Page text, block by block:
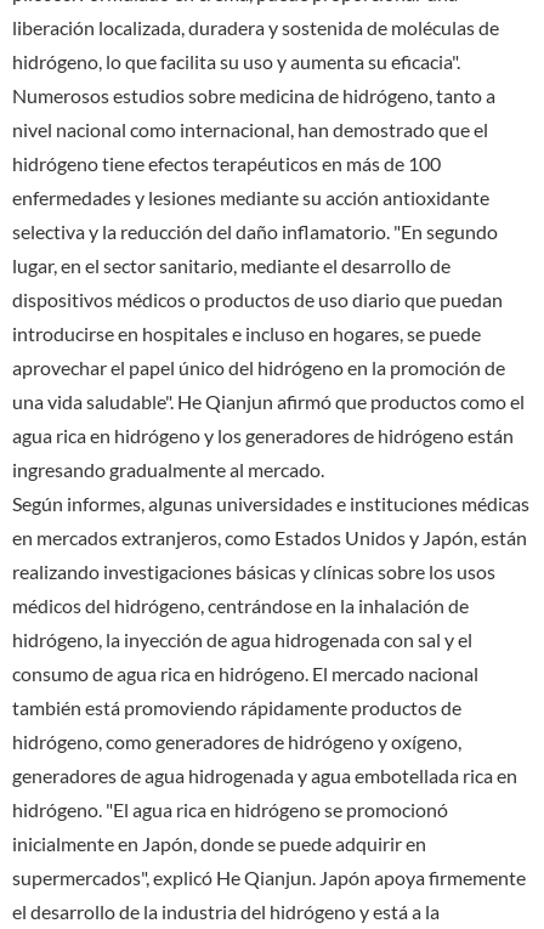
liberación localizada, duradera y sostenida de moléculas de
hidrógeno, lo que facilita su uso y aumenta su eficacia".
Numerosos estudios sobre medicina de hidrógeno, tanto a
nivel nacional como internacional, han demostrado que el
hidrógeno tiene efectos terapéuticos en más de 100
enfermedades y lesiones mediante su acción antioxidante
selectiva y la reducción del daño inflamatorio. "En segundo
lugar, en el sector sanitario, mediante el desarrollo de
dispositivos médicos o productos de uso diario que puedan
introducirse en hospitales e incluso en hogares, se puede
aprovechar el papel único del hidrógeno en la promoción de
una vida saludable". He Qianjun afirmó que productos como el
agua rica en hidrógeno y los generadores de hidrógeno están
ingresando gradualmente al mercado.
Según informes, algunas universidades e instituciones médicas
en mercados extranjeros, como Estados Unidos y Japón, están
realizando investigaciones básicas y clínicas sobre los usos
médicos del hidrógeno, centrándose en la inhalación de
hidrógeno, la inyección de agua hidrogenada con sal y el
consumo de agua rica en hidrógeno. El mercado nacional
también está promoviendo rápidamente productos de
hidrógeno, como generadores de hidrógeno y oxígeno,
generadores de agua hidrogenada y agua embotellada rica en
hidrógeno. "El agua rica en hidrógeno se promocionó
inicialmente en Japón, donde se puede adquirir en
supermercados", explicó He Qianjun. Japón apoya firmemente
el desarrollo de la industria del hidrógeno y está a la